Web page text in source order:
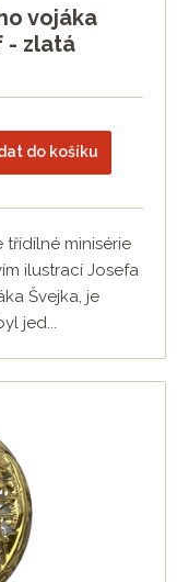
vojáka
- zlatá
do košíku
minisérie
ilustrací Josefa
Švejka, je
jed...